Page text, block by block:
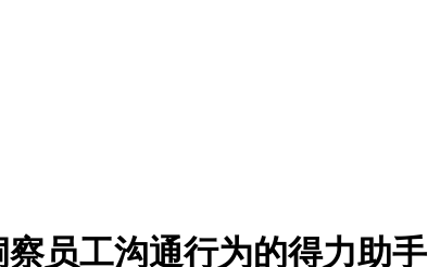
员工沟通行为的得力助手